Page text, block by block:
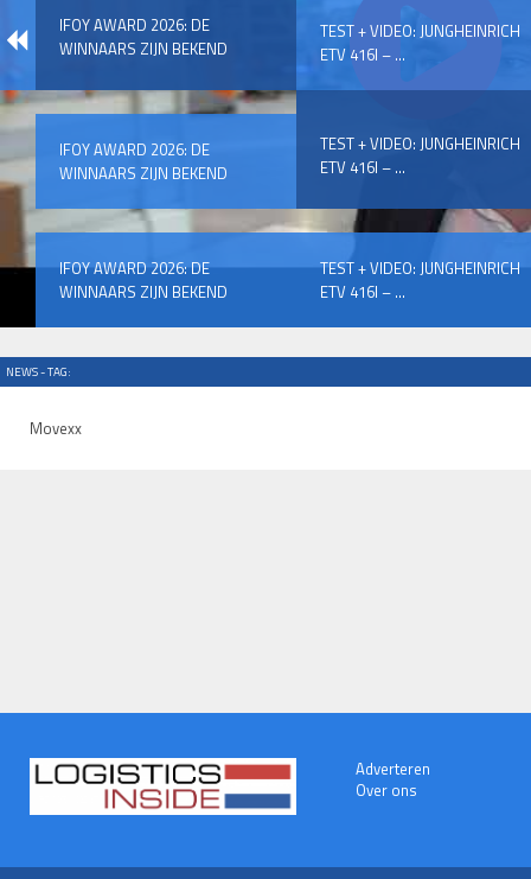
IFOY AWARD 2026: DE
WINNAARS ZIJN BEKEND
TEST + VIDEO: JUNGHEINRICH
ETV 416I – ...
IFOY AWARD 2026: DE
WINNAARS ZIJN BEKEND
TEST + VIDEO: JUNGHEINRICH
ETV 416I – ...
IFOY AWARD 2026: DE
WINNAARS ZIJN BEKEND
TEST + VIDEO: JUNGHEINRICH
ETV 416I – ...
NEWS - TAG:
Movexx
Adverteren
Over ons